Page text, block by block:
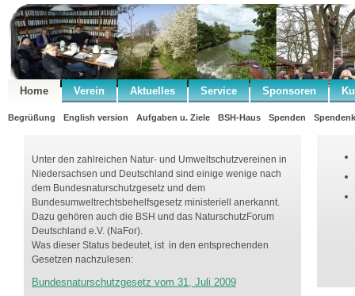
Home Verein Aktuelles Service Sponsoren
Begrüßung English version Aufgaben u. Ziele BSH-Haus Spenden
Unter den zahlreichen Natur- und Umweltschutzvereinen in
Niedersachsen und Deutschland sind einige wenige nach
dem Bundesnaturschutzgesetz und dem
Bundesumweltrechtsbehelfsgesetz ministeriell anerkannt.
Dazu gehören auch die BSH und das NaturschutzForum
Deutschland e.V. (NaFor).
Was dieser Status bedeutet, ist in den entsprechenden
Gesetzen nachzulesen:
Bundesnaturschutzgesetz vom 31, Juli 2009